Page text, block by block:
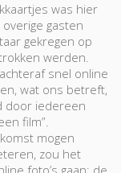
was hier
gasten
gekregen op
werden.
snel online
wat ons betreft,
door iedereen
film”.
mogen
zou het
foto’s gaan; de